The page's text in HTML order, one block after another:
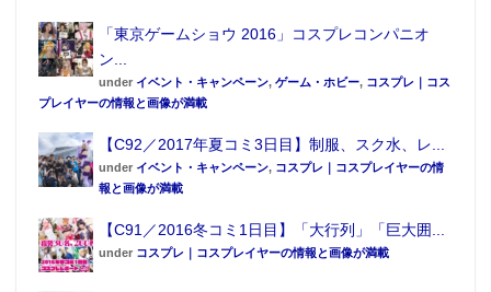
▲購入までの流れ。
「東京ゲームショウ 2016」コスプレコンパニオ
ン...
under イベント・キャンペーン, ゲーム・ホビー, コスプレ｜コス
プレイヤーの情報と画像が満載
【C92／2017年夏コミ3日目】制服、スク水、レ...
under イベント・キャンペーン, コスプレ｜コスプレイヤーの情
報と画像が満載
【C91／2016冬コミ1日目】「大行列」「巨大囲...
under コスプレ｜コスプレイヤーの情報と画像が満載